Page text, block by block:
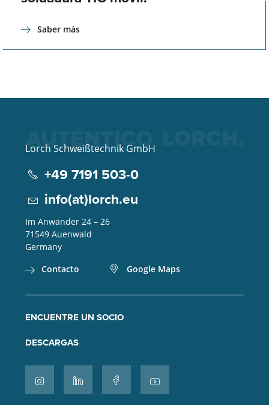
Saber más
Lorch Schweißtechnik GmbH
+49 7191 503-0
info(at)lorch.eu
Im Anwänder 24 – 26
71549 Auenwald
Germany
Contacto
Google Maps
ENCUENTRE UN SOCIO
DESCARGAS